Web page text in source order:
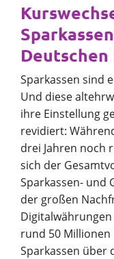
Deutschen
Sparkassen sind
Und diese
ihre Einstellung
revidiert:
drei Jahren noch
sich der
Sparkassen- und
der großen
rund 50
Sparkassen über